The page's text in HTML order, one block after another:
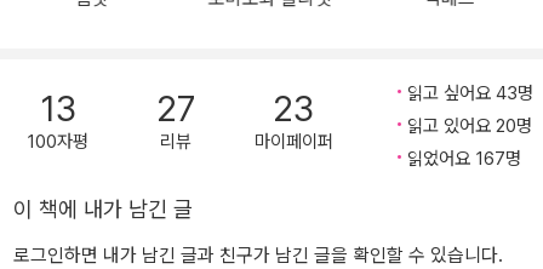
추구하는 주제로, 그는 환상적인 숲을 배경으로 진정한 사 랑을 찾는
13
100자평
27
리뷰
23
마이페이퍼
읽고 싶어요 43명
읽고 있어요 20명
읽었어요 167명
이 책에 내가 남긴 글
로그인하면 내가 남긴 글과 친구가 남긴 글을 확인할 수 있습니다.